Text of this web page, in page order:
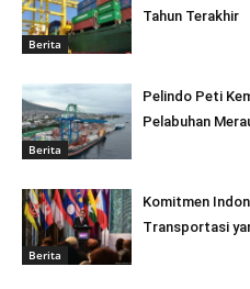
Berita
Tahun Terakhir
Berita
Pelindo Peti
Pelabuhan
Berita
Komitmen
Transportasi